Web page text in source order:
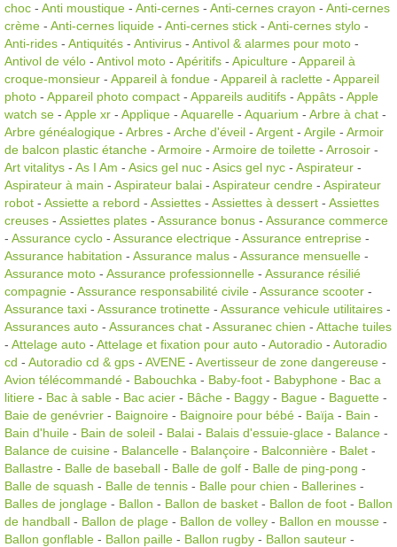
choc - Anti moustique - Anti-cernes - Anti-cernes crayon - Anti-cernes
crème - Anti-cernes liquide - Anti-cernes stick - Anti-cernes stylo -
Anti-rides - Antiquités - Antivirus - Antivol & alarmes pour moto -
Antivol de vélo - Antivol moto - Apéritifs - Apiculture - Appareil à
croque-monsieur - Appareil à fondue - Appareil à raclette - Appareil
photo - Appareil photo compact - Appareils auditifs - Appâts - Apple
watch se - Apple xr - Applique - Aquarelle - Aquarium - Arbre à chat -
Arbre généalogique - Arbres - Arche d'éveil - Argent - Argile - Armoir
de balcon plastic étanche - Armoire - Armoire de toilette - Arrosoir -
Art vitalitys - As I Am - Asics gel nuc - Asics gel nyc - Aspirateur -
Aspirateur à main - Aspirateur balai - Aspirateur cendre - Aspirateur
robot - Assiette a rebord - Assiettes - Assiettes à dessert - Assiettes
creuses - Assiettes plates - Assurance bonus - Assurance commerce
- Assurance cyclo - Assurance electrique - Assurance entreprise -
Assurance habitation - Assurance malus - Assurance mensuelle -
Assurance moto - Assurance professionnelle - Assurance résilié
compagnie - Assurance responsabilité civile - Assurance scooter -
Assurance taxi - Assurance trotinette - Assurance vehicule utilitaires -
Assurances auto - Assurances chat - Assuranec chien - Attache tuiles
- Attelage auto - Attelage et fixation pour auto - Autoradio - Autoradio
cd - Autoradio cd & gps - AVENE - Avertisseur de zone dangereuse -
Avion télécommandé - Babouchka - Baby-foot - Babyphone - Bac a
litiere - Bac à sable - Bac acier - Bâche - Baggy - Bague - Baguette -
Baie de genévrier - Baignoire - Baignoire pour bébé - Baïja - Bain -
Bain d'huile - Bain de soleil - Balai - Balais d'essuie-glace - Balance -
Balance de cuisine - Balancelle - Balançoire - Balconnière - Balet -
Ballastre - Balle de baseball - Balle de golf - Balle de ping-pong -
Balle de squash - Balle de tennis - Balle pour chien - Ballerines -
Balles de jonglage - Ballon - Ballon de basket - Ballon de foot - Ballon
de handball - Ballon de plage - Ballon de volley - Ballon en mousse -
Ballon gonflable - Ballon paille - Ballon rugby - Ballon sauteur -